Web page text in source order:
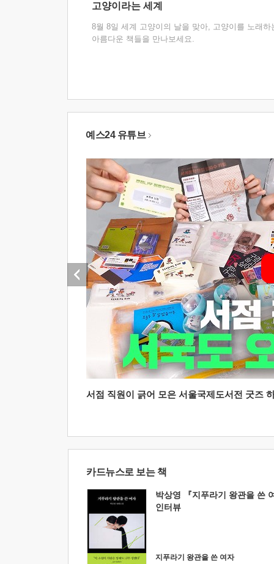
고양이라는 세계
8월 8일 세계 고양이의 날을 맞아, 고양이를 노래하
아름다운 책들을 만나보세요.
예스24 유튜브
서점 직원이 긁어 모은 서울국제도서전 굿즈
카드뉴스로 보는 책
박상영 『지푸라기 왕관을 쓴
인터뷰
지푸라기 왕관을 쓴 여자